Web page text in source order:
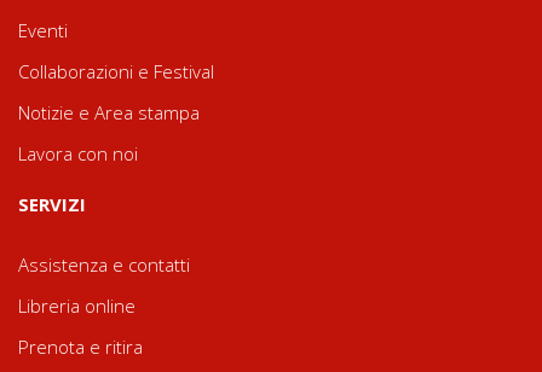
Eventi
Collaborazioni e Festival
Notizie e Area stampa
Lavora con noi
SERVIZI
Assistenza e contatti
Libreria online
Prenota e ritira